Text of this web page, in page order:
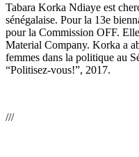
Tabara Korka Ndiaye est
sénégalaise. Pour la 13e
pour la Commission OFF.
Material Company. Korka a
femmes dans la politique au
“Politisez-vous!”, 2017.
///